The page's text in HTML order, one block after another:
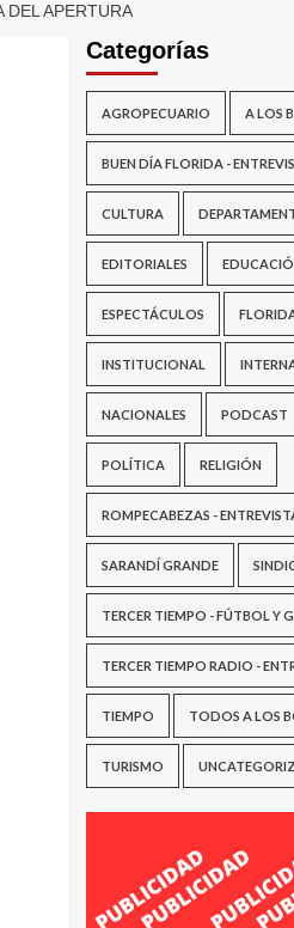
DEL APERTURA
Categorías
AGROPECUARIO A LOS
BUEN DÍA FLORIDA -
CULTURA
EDITORIALES
ESPECTÁCULOS
INSTITUCIONAL
NACIONALES PODCAST
POLÍTICA RELIGIÓN
ROMPECABEZAS -
SARANDÍ GRANDE
TERCER TIEMPO - FÚTBOL Y
TERCER TIEMPO RADIO -
TIEMPO TODOS A LOS
TURISMO